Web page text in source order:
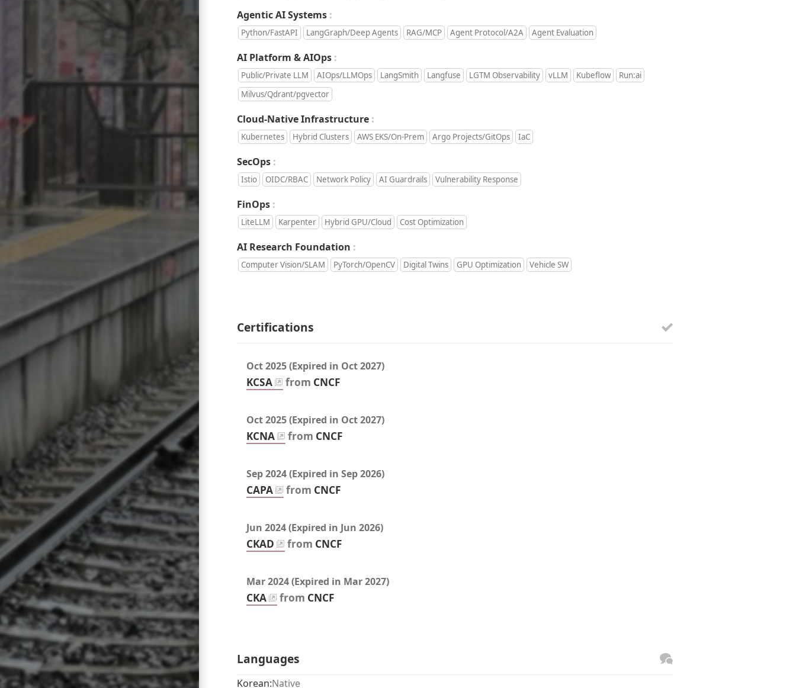
Agentic AI Systems
Python/FastAPI LangGraph/Deep Agents RAG/MCP Agent Protocol/A2A Agent Evaluation
AI Platform & AIOps
Public/Private LLM AIOps/LLMOps LangSmith Langfuse LGTM Observability vLLM Kubeflow
Run:ai
Milvus/Qdrant/pgvector
Cloud-Native Infrastructure
Kubernetes Hybrid Clusters AWS EKS/On-Prem Argo Projects/GitOps IaC
SecOps
Istio OIDC/RBAC Network Policy AI Guardrails Vulnerability Response
FinOps
LiteLLM Karpenter Hybrid GPU/Cloud Cost Optimization
AI Research Foundation
Computer Vision/SLAM PyTorch/OpenCV Digital Twins GPU Optimization Vehicle SW
Certifications
Oct 2025(Expired in Oct 2027)
KCSA from CNCF
Oct 2025(Expired in Oct 2027)
KCNA from CNCF
Sep 2024(Expired in Sep 2026)
CAPA from CNCF
Jun 2024(Expired in Jun 2026)
CKAD from CNCF
Mar 2024(Expired in Mar 2027)
CKA from CNCF
Languages
Korean:Fluency:
Native